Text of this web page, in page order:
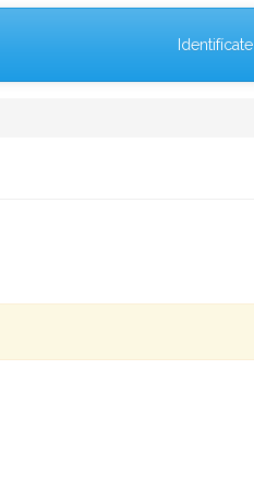
Identifícate